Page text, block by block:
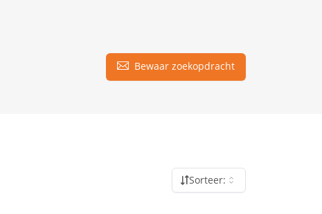
Bewaar zoekopdracht
Sorteer: